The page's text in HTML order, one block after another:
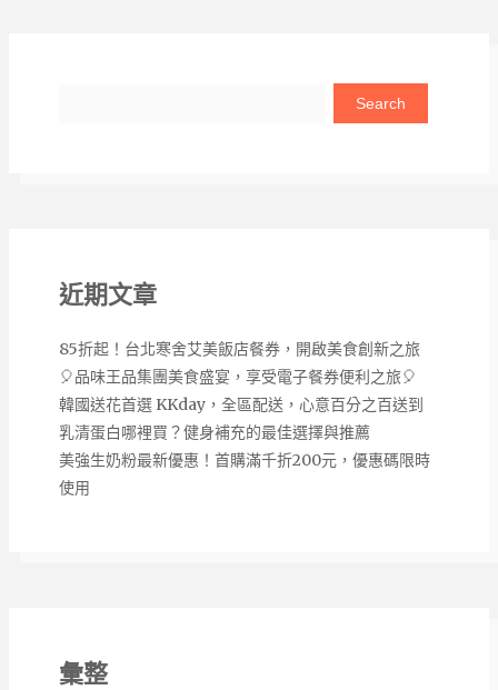
近期文章
85折起！台北寒舍艾美飯店餐券，開啟美食創新之旅
🎈品味王品集團美食盛宴，享受電子餐券便利之旅🎈
韓國送花首選 KKday，全區配送，心意百分之百送到
乳清蛋白哪裡買？健身補充的最佳選擇與推薦
美強生奶粉最新優惠！首購滿千折200元，優惠碼限時
使用
彙整